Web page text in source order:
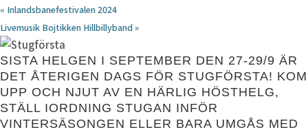
« Inlandsbanefestivalen 2024
Livemusik Bojtikken Hillbillyband»
SISTA HELGEN I SEPTEMBER DEN 27-29/9 ÄR
DET ÅTERIGEN DAGS FÖR STUGFÖRSTA! KOM
UPP OCH NJUT AV EN HÄRLIG HÖSTHELG,
STÄLL IORDNING STUGAN INFÖR
VINTERSÄSONGEN ELLER BARA UMGÅS MED